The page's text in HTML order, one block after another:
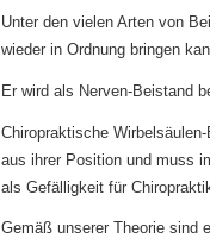
Unter den vielen Arten von
wieder in Ordnung bringen
Er wird als Nerven-Beistand
Chiropraktische
aus ihrer Position und muss
als Gefälligkeit für
Gemäß unserer Theorie sind